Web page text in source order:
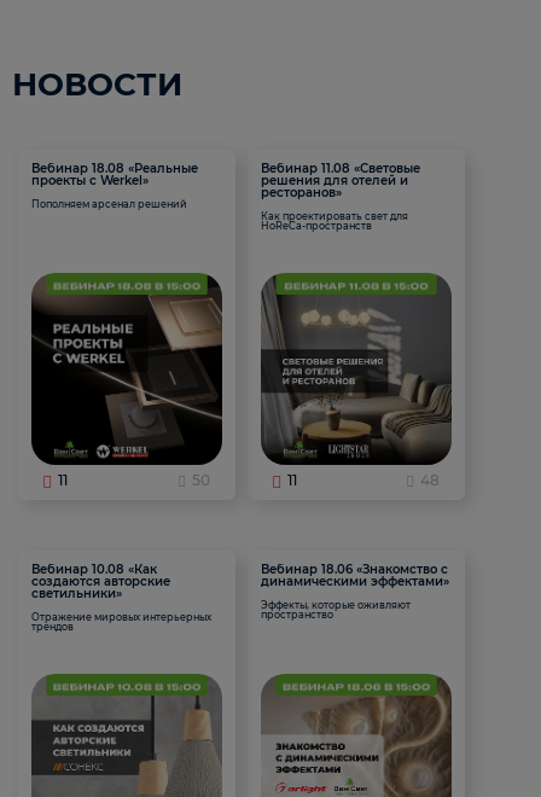
НОВОСТИ
Вебинар 18.08 «Реальные
проекты с Werkel»
Пополняем арсенал решений
11 50
Вебинар 11.08 «Световые
решения для отелей и
ресторанов»
Как проектировать свет для
HoReCa-пространств
11 48
Вебинар 10.08 «Как
создаются авторские
светильники»
Отражение мировых интерьерных
трендов
Вебинар 18.06 «Знакомство с
динамическими эффектами»
Эффекты, которые оживляют
пространство